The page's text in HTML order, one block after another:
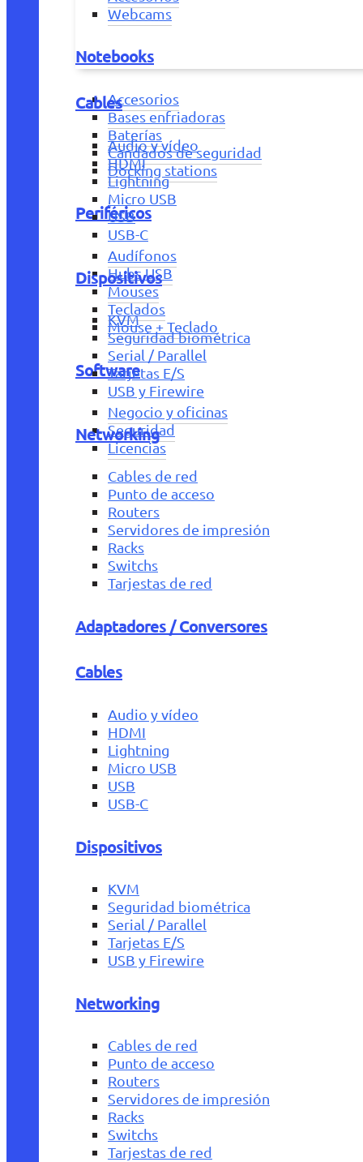
Webcams
Notebooks
Accesorios
Bases enfriadoras
Baterías
Candados de seguridad
Docking stations
Periféricos
Audífonos
Hubs USB
Mouses
Teclados
Mouse + Teclado
Software
Negocio y oficinas
Seguridad
Licencias
Cables
Audio y vídeo
HDMI
Lightning
Micro USB
USB
USB-C
Dispositivos
KVM
Seguridad biométrica
Serial / Parallel
Tarjetas E/S
USB y Firewire
Networking
Cables de red
Punto de acceso
Routers
Servidores de impresión
Racks
Switchs
Tarjestas de red
Adaptadores / Conversores
Cables
Audio y vídeo
HDMI
Lightning
Micro USB
USB
USB-C
Dispositivos
KVM
Seguridad biométrica
Serial / Parallel
Tarjetas E/S
USB y Firewire
Networking
Cables de red
Punto de acceso
Routers
Servidores de impresión
Racks
Switchs
Tarjestas de red